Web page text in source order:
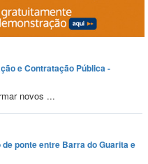
e Contratação Pública -
novos ...
ponte entre Barra do Guarita e